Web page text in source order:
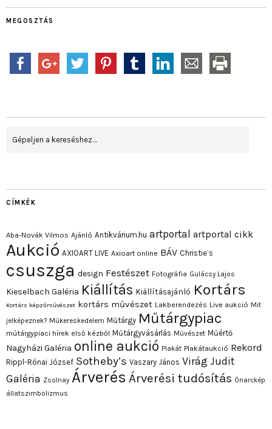
MEGOSZTÁS
CÍMKÉK
Aba-Novák Vilmos Ajánló Antikvárium.hu artportal artportal cikk
Aukció AXIOART LIVE Axioart online BÁV Christie’s
csuszga design Festészet Fotográfia Gulácsy Lajos
Kieselbach Galéria Kiállítás Kiállításajánló Kortárs
Kortárs képzőművészet kortárs művészet Lakberendezés Live aukció Mit
jelképeznek? Műkereskedelem Műtárgy Műtárgypiac
műtárgypiaci hírek első kézből Műtárgyvásárlás Művészet Műértő
Nagyházi Galéria online aukció Plakát Plakátaukció Rekord
Rippl-Rónai József Sotheby’s Vaszary János Virág Judit
Galéria Zsolnay Árverés Árverési tudósítás Önarckép
állatszimbolizmus